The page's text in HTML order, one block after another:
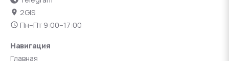
2GIS
Пн–Пт 9:00–17:00
Навигация
Главная